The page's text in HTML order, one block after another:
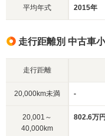
平均年式 2015年
走行距離別 中古車
走行距離
20,000km未満 -
20,001～
40,000km
802.6万円